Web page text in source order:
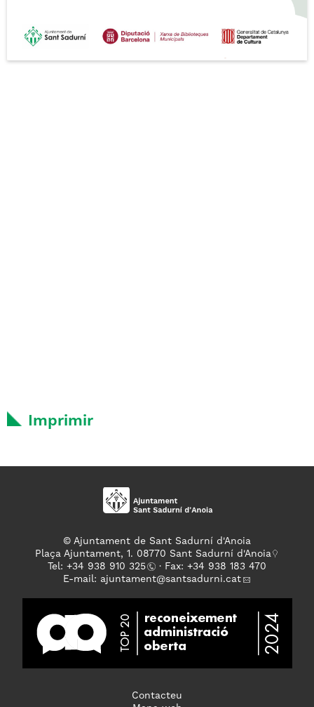
Imprimir
© Ajuntament de Sant Sadurní d'Anoia
Plaça Ajuntament, 1. 08770 Sant Sadurní d'Anoia
Tel: +34 938 910 325
· Fax: +34 938 183 470
E-mail: ajuntament@santsadurni.cat
Contacteu